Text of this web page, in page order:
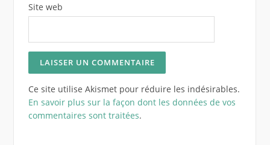
Site web
Ce site utilise Akismet pour réduire les indésirables.
En savoir plus sur la façon dont les données de vos
commentaires sont traitées.